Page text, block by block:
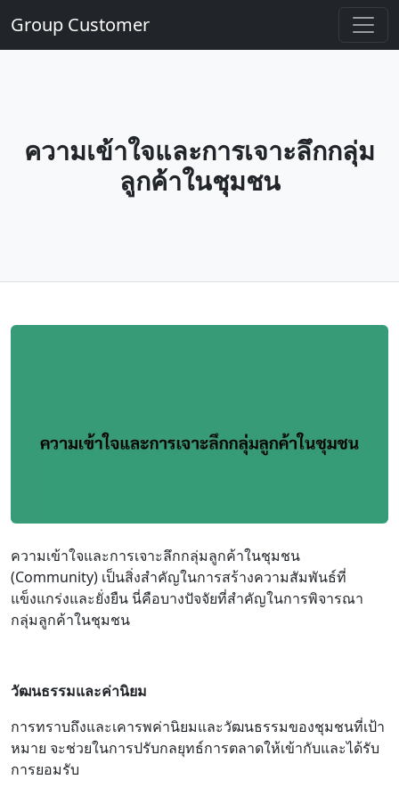
Group Customer
ความเข้าใจและการเจาะลึกกลุ่ม
ลูกค้าในชุมชน
ความเข้าใจและการเจาะลึกกลุ่มลูกค้าในชุมชน
(Community) เป็นสิ่งสำคัญในการสร้างความสัมพันธ์ที่
แข็งแกร่งและยั่งยืน นี่คือบางปัจจัยที่สำคัญในการพิจารณา
กลุ่มลูกค้าในชุมชน
วัฒนธรรมและค่านิยม
การทราบถึงและเคารพค่านิยมและวัฒนธรรมของชุมชนที่เป้า
หมาย จะช่วยในการปรับกลยุทธ์การตลาดให้เข้ากับและได้รับ
การยอมรับ